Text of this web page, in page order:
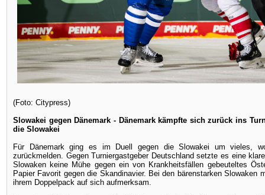
(Foto: Citypress)
Slowakei gegen Dänemark - Dänemark kämpfte sich zurück ins
die Slowakei
Für Dänemark ging es im Duell gegen die Slowakei um vieles,
zurückmelden. Gegen Turniergastgeber Deutschland setzte es eine
Slowaken keine Mühe gegen ein von Krankheitsfällen gebeuteltes
Papier Favorit gegen die Skandinavier. Bei den bärenstarken Slowaken
ihrem Doppelpack auf sich aufmerksam.